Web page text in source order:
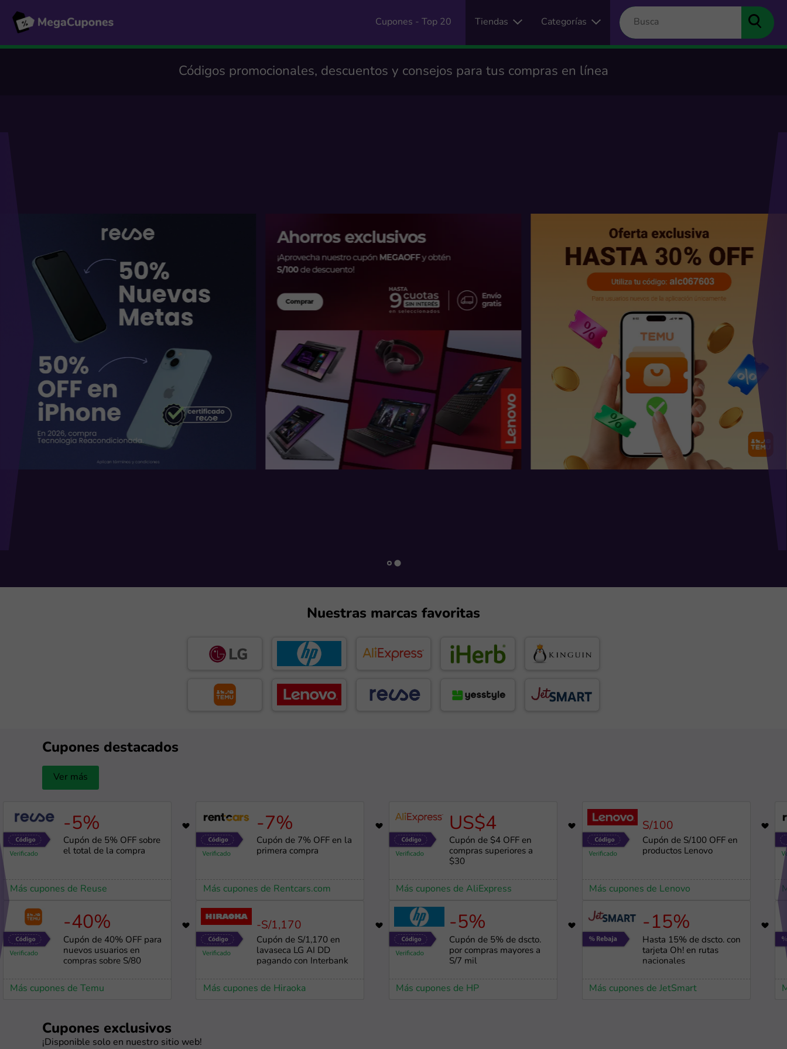
Cupones - Top 20 Tiendas Categorías
Códigos promocionales, descuentos y consejos para tus compras en línea
Nuestras marcas favoritas
Cupones destacados
Ver más
-5% 1924
Cupón de 5% OFF sobre
el total de la compra
Más cupones de Reuse
-40% 821
Cupón de 40% OFF para
nuevos usuarios en
compras sobre S/80
Más cupones de Temu
-7%
Cupón de 7% OFF en la
primera compra
Más cupones de Rentcars.com
-S/1,170 746
Cupón de S/1,170 en
lavaseca LG AI DD
pagando con Interbank
Más cupones de Hiraoka
US$4 698
Cupón de $4 OFF en
compras superiores a
$30
Más cupones de AliExpress
-5% 2895
Cupón de 5% de dscto.
por compras mayores a
S/7 mil
Más cupones de HP
S/100
Cupón de S/100 OFF en
productos Lenovo
Más cupones de Lenovo
-15%
Hasta 15% de dscto. con
tarjeta Oh! en rutas
nacionales
Más cupones de JetSmart
Cupones exclusivos
¡Disponible solo en nuestro sitio web!